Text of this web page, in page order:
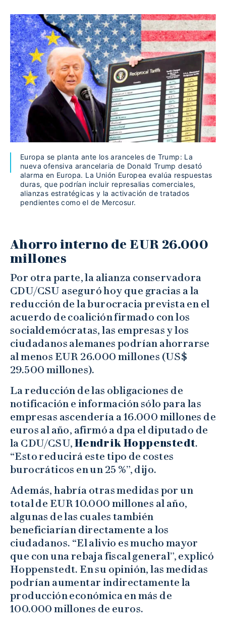
Europa se planta ante los aranceles de Trump: La
nueva ofensiva arancelaria de Donald Trump desató
alarma en Europa. La Unión Europea evalúa respuestas
duras, que podrían incluir represalias comerciales,
alianzas estratégicas y la activación de tratados
pendientes como el de Mercosur.
Ahorro interno de EUR 26.000
millones
Por otra parte, la alianza conservadora
CDU/CSU aseguró hoy que gracias a la
reducción de la burocracia prevista en el
acuerdo de coalición firmado con los
socialdemócratas, las empresas y los
ciudadanos alemanes podrían ahorrarse
al menos EUR 26.000 millones (US$
29.500 millones).
La reducción de las obligaciones de
notificación e información sólo para las
empresas ascendería a 16.000 millones de
euros al año, afirmó a dpa el diputado de
la CDU/CSU, Hendrik Hoppenstedt.
“Esto reducirá este tipo de costes
burocráticos en un 25 %”, dijo.
Además, habría otras medidas por un
total de EUR 10.000 millones al año,
algunas de las cuales también
beneficiarían directamente a los
ciudadanos. “El alivio es mucho mayor
que con una rebaja fiscal general”, explicó
Hoppenstedt. En su opinión, las medidas
podrían aumentar indirectamente la
producción económica en más de
100.000 millones de euros.